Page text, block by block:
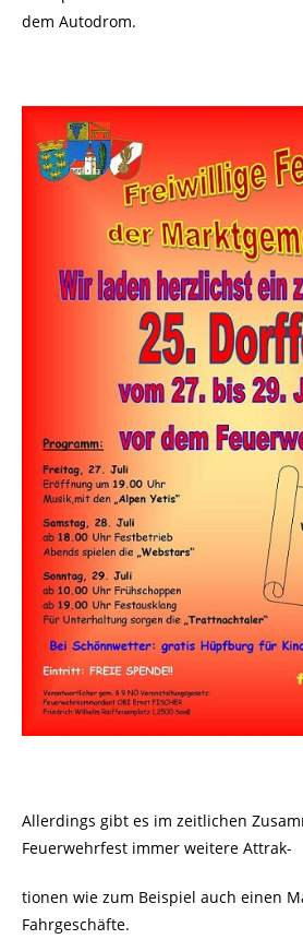
dem Autodrom.
Allerdings gibt es im zeitlichen
Feuerwehrfest immer weitere Attrak-
tionen wie zum Beispiel auch einen
Fahrgeschäfte.